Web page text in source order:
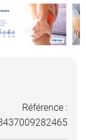
Référence :